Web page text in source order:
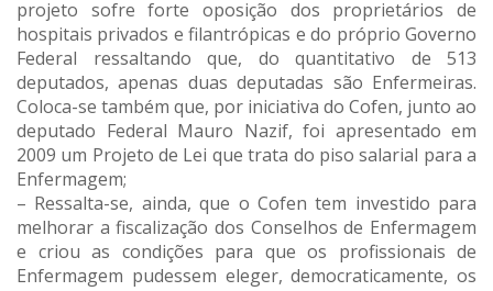
projeto sofre forte oposição dos proprietários de
hospitais privados e filantrópicas e do próprio Governo
Federal ressaltando que, do quantitativo de 513
deputados, apenas duas deputadas são Enfermeiras.
Coloca-se também que, por iniciativa do Cofen, junto ao
deputado Federal Mauro Nazif, foi apresentado em
2009 um Projeto de Lei que trata do piso salarial para a
Enfermagem;
– Ressalta-se, ainda, que o Cofen tem investido para
melhorar a fiscalização dos Conselhos de Enfermagem
e criou as condições para que os profissionais de
Enfermagem pudessem eleger, democraticamente, os